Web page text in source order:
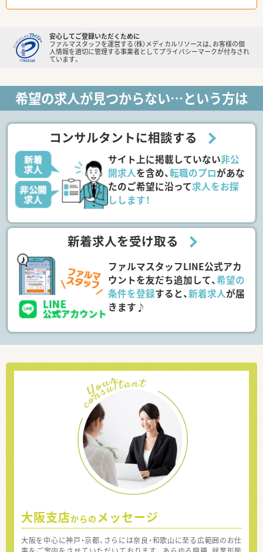
安心してご登録いただくために
ファルマスタッフを運営する（株）メディカルリソースは、お客様の個
人情報を適切に管理する事業者としてプライバシーマークが付与され
ています。
希望の求人が見つからない…という方は
コンサルタントに相談する
サイト上に掲載していない非公
開求人を含め、転職のプロがあな
たのご希望に沿って求人をお探
しします！
新着求人を受け取る
ファルマスタッフLINE公式アカ
ウントを友だち追加して、希望の
条件を登録すると、新着求人が届
きます♪
大阪支店からの メッセージ
大阪を中心に神戸・京都、さらには奈良・和歌山に至る広範囲のお仕